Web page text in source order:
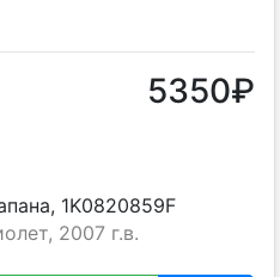
5350₽
1K0820859F
2007 г.в.